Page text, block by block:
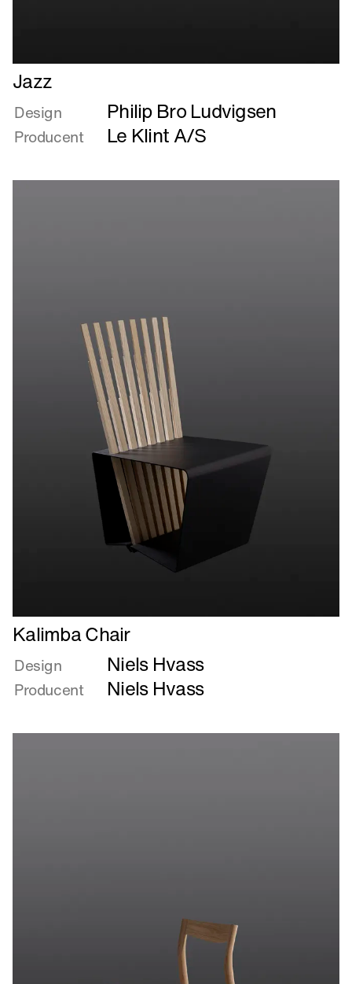
Læs
mere
om
Jazz
Jazz
Design Philip Bro Ludvigsen
Producent Le Klint A/S
Læs
mere
om
Kalimba
Chair
Kalimba Chair
Design Niels Hvass
Producent Niels Hvass